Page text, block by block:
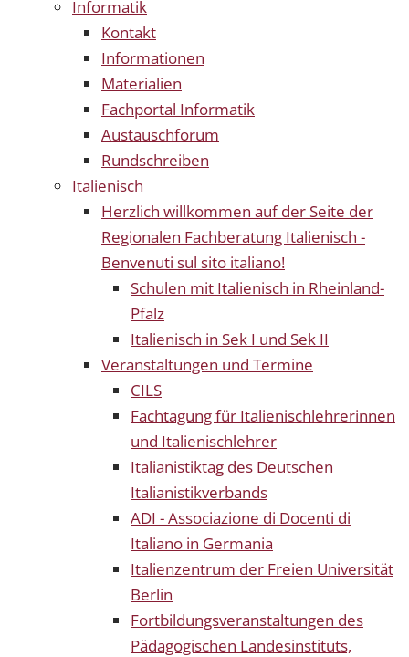
Informatik
Kontakt
Informationen
Materialien
Fachportal Informatik
Austauschforum
Rundschreiben
Italienisch
Herzlich willkommen auf der Seite der
Regionalen Fachberatung Italienisch -
Benvenuti sul sito italiano!
Schulen mit Italienisch in Rheinland-
Pfalz
Italienisch in Sek I und Sek II
Veranstaltungen und Termine
CILS
Fachtagung für Italienischlehrerinnen
und Italienischlehrer
Italianistiktag des Deutschen
Italianistikverbands
ADI - Associazione di Docenti di
Italiano in Germania
Italienzentrum der Freien Universität
Berlin
Fortbildungsveranstaltungen des
Pädagogischen Landesinstituts,